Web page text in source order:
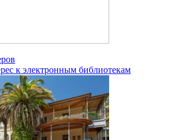
к электронным библиотекам